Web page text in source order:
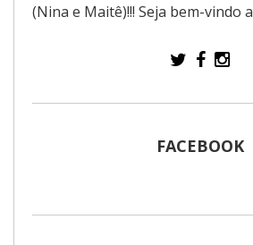
(Nina e Maitê)!!! Seja bem-vindo
FACEBOOK